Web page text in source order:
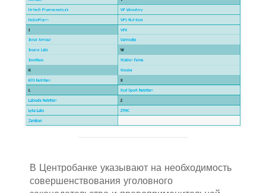
В Центробанке указывают на необходимость
совершенствования уголовного